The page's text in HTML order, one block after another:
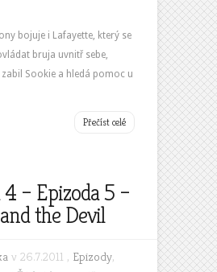
bojuje i Lafayette, který se
bruja uvnitř sebe,
Sookie a hledá pomoc u
Přečíst celé
4 – Epizoda 5 –
the Devil
v 26.7.2011 , Epizody,